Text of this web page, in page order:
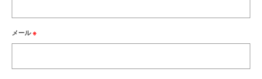
メール※